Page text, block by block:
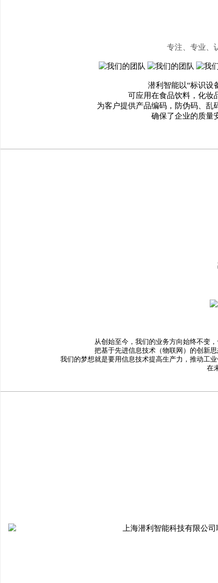
专注、专业、
潜利智能以“标识设
可应用在食品饮料，化妆
为客户提供产品编码，防伪码、
确保了企业的质量
从创始至今，我们的业务方向始终不变
把基于先进信息技术（物联网）的创新
我们的梦想就是要用信息技术提高生产力，推动工
在